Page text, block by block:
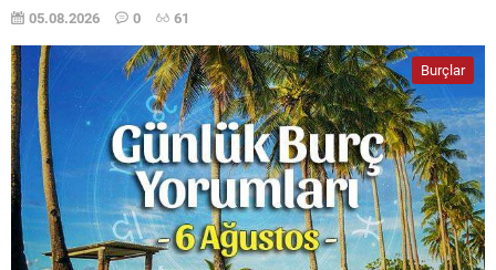
05.08.2026 0 61
Burçlar